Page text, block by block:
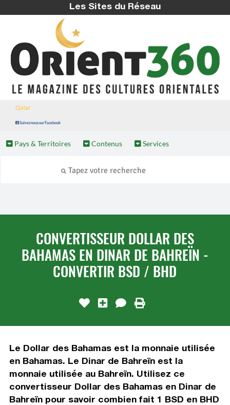
Les Sites du Réseau
Qatar
Suivez nous sur Facebook
Pays & Territoires Contenus Services
CONVERTISSEUR DOLLAR DES
BAHAMAS EN DINAR DE BAHREÏN -
CONVERTIR BSD / BHD
Le Dollar des Bahamas est la monnaie utilisée
en Bahamas. Le Dinar de Bahreïn est la
monnaie utilisée au Bahreïn. Utilisez ce
convertisseur Dollar des Bahamas en Dinar de
Bahreïn pour savoir combien fait 1 BSD en BHD